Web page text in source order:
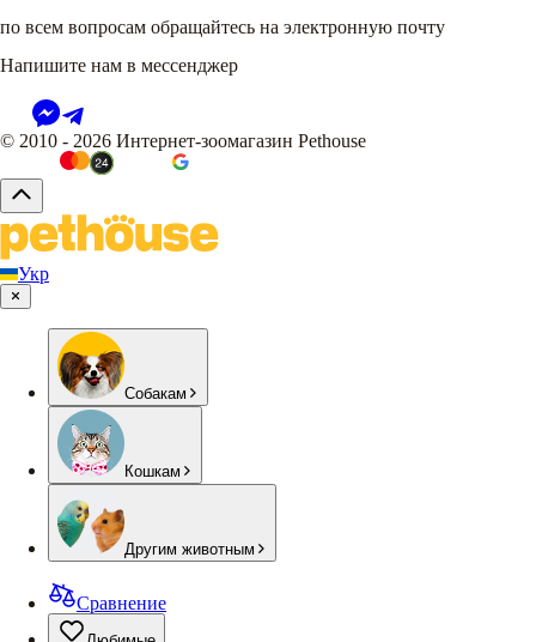
по всем вопросам обращайтесь на электронную почту
Напишите нам в мессенджер
© 2010 - 2026 Интернет-зоомагазин Pethouse
Укр
Собакам
Кошкам
Другим животным
Сравнение